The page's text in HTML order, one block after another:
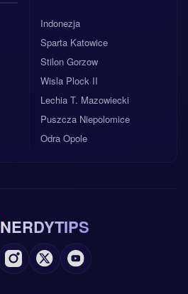
Indonezja
Sparta Katowice
Stilon Gorzow
Wisla Plock II
Lechia T. Mazowiecki
Puszcza Niepolomice
Odra Opole
NERDYTIPS